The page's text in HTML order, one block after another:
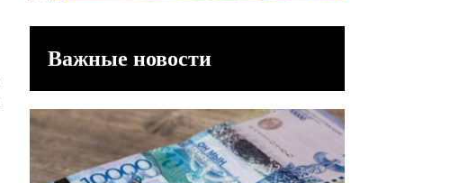
Важные новости